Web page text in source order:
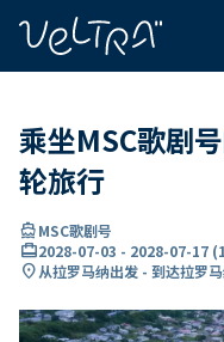
乘坐MSC歌剧
轮旅行
directions_boatMSC歌剧号
card_travel2028-07-03 - 2028-07-17 (
location_on从拉罗马纳出发 - 到达拉罗